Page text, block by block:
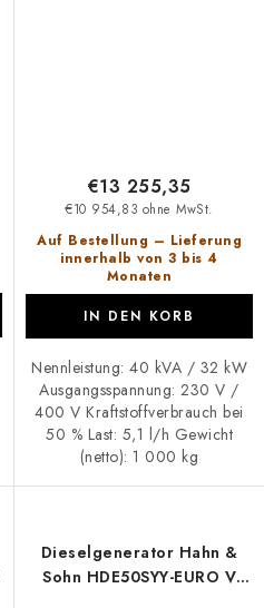
Auf Bestellung – Lieferung
innerhalb von 3 bis 4
Monaten
€10 954,83 ohne MwSt.
€13 255,35
IN DEN KORB
Nennleistung: 40 kVA / 32 kW
Ausgangsspannung: 230 V /
400 V Kraftstoffverbrauch bei
50 % Last: 5,1 l/h Gewicht
(netto): 1 000 kg
Dieselgenerator Hahn &
Sohn HDE50SYY-EURO V